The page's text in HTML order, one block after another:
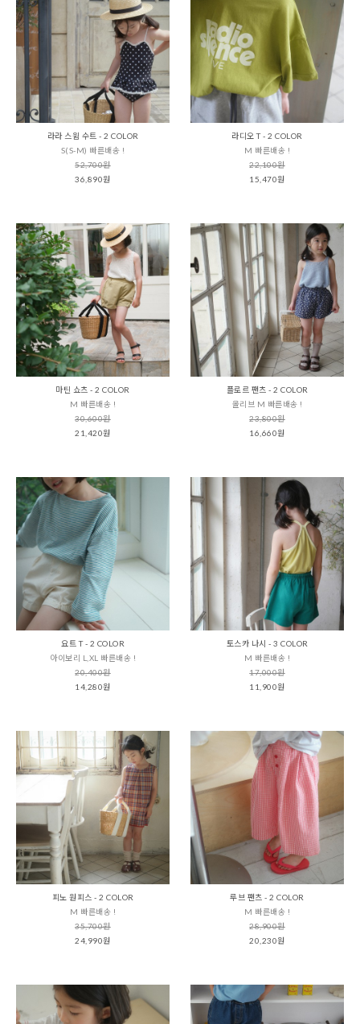
라라 스윔 수트 - 2 COLOR
S(S-M) 빠른배송 !
52,700원
36,890원
라디오 T - 2 COLOR
M 빠른배송 !
22,100원
15,470원
마틴 쇼츠 - 2 COLOR
M 빠른배송 !
30,600원
21,420원
플로르 팬츠 - 2 COLOR
올리브 M 빠른배송 !
23,800원
16,660원
요트 T - 2 COLOR
아이보리 L,XL 빠른배송 !
20,400원
14,280원
토스카 나시 - 3 COLOR
M 빠른배송 !
17,000원
11,900원
피노 원피스 - 2 COLOR
M 빠른배송 !
35,700원
24,990원
루브 팬츠 - 2 COLOR
M 빠른배송 !
28,900원
20,230원